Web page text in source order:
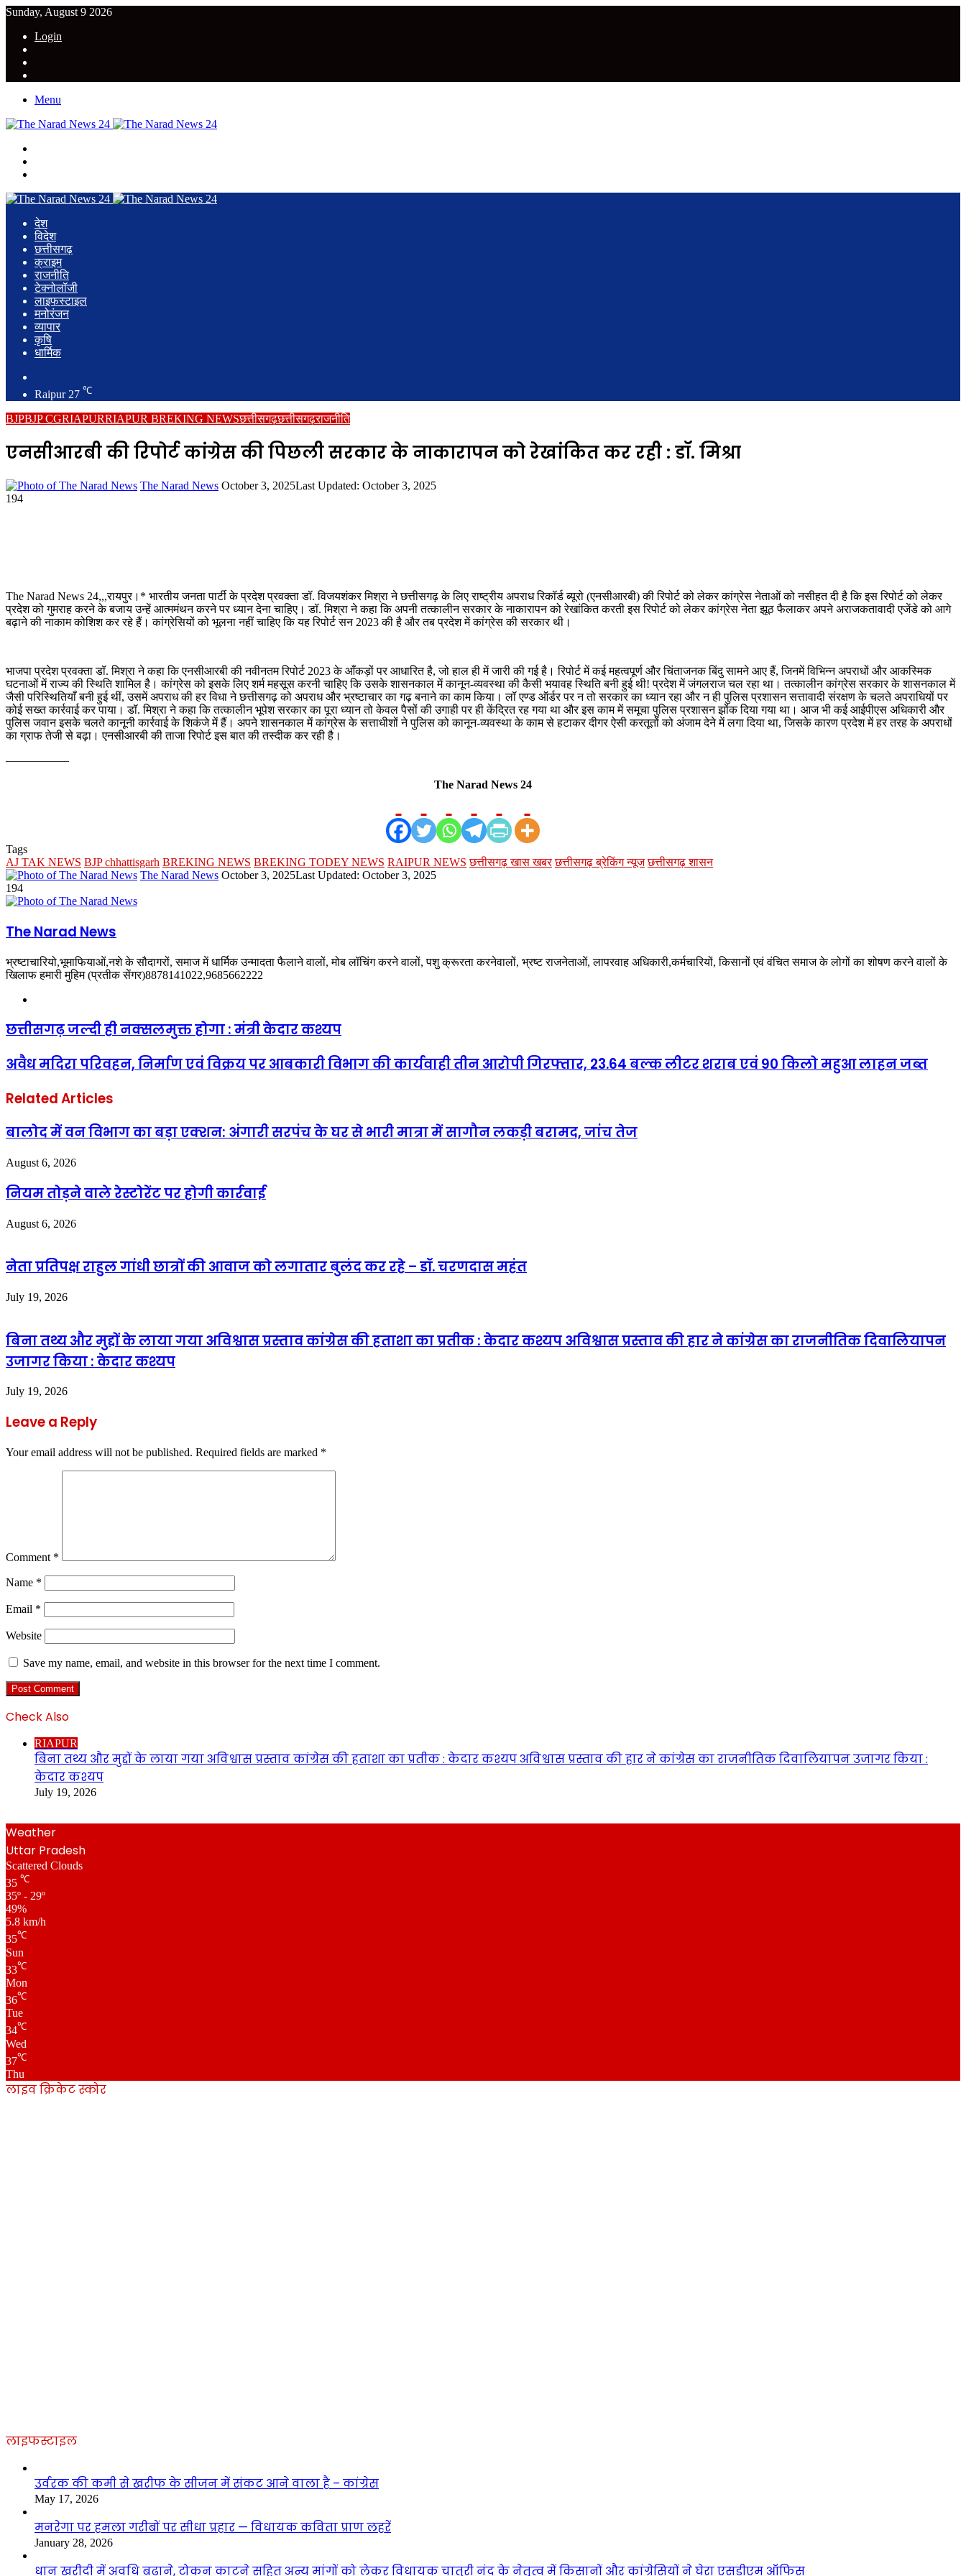
Sunday, August 9 2026
Login
Menu
देश
विदेश
छत्तीसगढ़
क्राइम
राजनीति
टेक्नोलॉजी
लाइफस्टाइल
मनोरंजन
व्यापार
कृषि
धार्मिक
for
Raipur 27 ℃
BJPBJP CGRIAPURRIAPUR BREKING NEWSछत्तीसगढ़छत्तीसगढ़राजनीति
एनसीआरबी की रिपोर्ट कांग्रेस की पिछली सरकार के नाकारापन को रेखांकित कर रही : डॉ. मिश्रा
The Narad News Send
October 3, 2025Last Updated: October 3, 2025
194
The Narad News 24,,,रायपुर।* भारतीय जनता पार्टी के प्रदेश प्रवक्ता डॉ. विजयशंकर मिश्रा ने छत्तीसगढ़ के लिए राष्ट्रीय अपराध रिकॉर्ड ब्यूरो (एनसीआरबी) की रिपोर्ट को लेकर कांग्रेस नेताओं को नसीहत दी है कि इस रिपोर्ट को लेकर
प्रदेश को गुमराह करने के बजाय उन्हें आत्ममंथन करने पर ध्यान देना चाहिए। डॉ. मिश्रा ने कहा कि अपनी तत्कालीन सरकार के नाकारापन को रेखांकित करती इस रिपोर्ट को लेकर कांग्रेस नेता झूठ फैलाकर अपने अराजकतावादी एजेंडे को आगे
बढ़ाने की नाकाम कोशिश कर रहे हैं। कांग्रेसियों को भूलना नहीं चाहिए कि यह रिपोर्ट सन 2023 की है और तब प्रदेश में कांग्रेस की सरकार थी।
भाजपा प्रदेश प्रवक्ता डॉ. मिश्रा ने कहा कि एनसीआरबी की नवीनतम रिपोर्ट 2023 के आँकड़ों पर आधारित है, जो हाल ही में जारी की गई है। रिपोर्ट में कई महत्वपूर्ण और चिंताजनक बिंदु सामने आए हैं, जिनमें विभिन्न अपराधों और आकस्मिक
घटनाओं में राज्य की स्थिति शामिल है। कांग्रेस को इसके लिए शर्म महसूस करनी चाहिए कि उसके शासनकाल में कानून-व्यवस्था की कैसी भयावह स्थिति बनी हुई थी! प्रदेश में जंगलराज चल रहा था। तत्कालीन कांग्रेस सरकार के शासनकाल में
जैसी परिस्थितियाँ बनी हुई थीं, उसमें अपराध की हर विधा ने छत्तीसगढ़ को अपराध और भ्रष्टाचार का गढ़ बनाने का काम किया। लॉ एण्ड ऑर्डर पर न तो सरकार का ध्यान रहा और न ही पुलिस प्रशासन सत्तावादी संरक्षण के चलते अपराधियों पर
कोई सख्त कार्रवाई कर पाया। डॉ. मिश्रा ने कहा कि तत्कालीन भूपेश सरकार का पूरा ध्यान तो केवल पैसों की उगाही पर ही केंद्रित रह गया था और इस काम में समूचा पुलिस प्रशासन झोंक दिया गया था। आज भी कई आईपीएस अधिकारी और
पुलिस जवान इसके चलते कानूनी कार्रवाई के शिकंजे में हैं। अपने शासनकाल में कांग्रेस के सत्ताधीशों ने पुलिस को कानून-व्यवस्था के काम से हटाकर दीगर ऐसी करतूतों को अंजाम देने में लगा दिया था, जिसके कारण प्रदेश में हर तरह के अपराधों
का ग्राफ तेजी से बढ़ा। एनसीआरबी की ताजा रिपोर्ट इस बात की तस्दीक कर रही है।
—————–
The Narad News 24
Tags
AJ TAK NEWS BJP chhattisgarh BREKING NEWS BREKING TODEY NEWS RAIPUR NEWS छत्तीसगढ़ खास खबर छत्तीसगढ़ ब्रेकिंग न्यूज छत्तीसगढ़ शासन
The Narad News Send
October 3, 2025Last Updated: October 3, 2025
194
The Narad News
भ्रष्टाचारियो,भूमाफियाओं,नशे के सौदागरों, समाज में धार्मिक उन्मादता फैलाने वालों, मोब लॉचिंग करने वालों, पशु क्रूरता करनेवालों, भ्रष्ट राजनेताओं, लापरवाह अधिकारी,कर्मचारियों, किसानों एवं वंचित समाज के लोगों का शोषण करने वालों के
खिलाफ हमारी मुहिम (प्रतीक सेंगर)8878141022,9685662222
छत्तीसगढ़ जल्दी ही नक्सलमुक्त होगा : मंत्री केदार कश्यप
अवैध मदिरा परिवहन, निर्माण एवं विक्रय पर आबकारी विभाग की कार्यवाही तीन आरोपी गिरफ्तार, 23.64 बल्क लीटर शराब एवं 90 किलो महुआ लाहन जब्त
Related Articles
बालोद में वन विभाग का बड़ा एक्शन: अंगारी सरपंच के घर से भारी मात्रा में सागौन लकड़ी बरामद, जांच तेज
August 6, 2026
नियम तोड़ने वाले रेस्टोरेंट पर होगी कार्रवाई
August 6, 2026
नेता प्रतिपक्ष राहुल गांधी छात्रों की आवाज को लगातार बुलंद कर रहे – डॉ. चरणदास महंत
July 19, 2026
बिना तथ्य और मुद्दों के लाया गया अविश्वास प्रस्ताव कांग्रेस की हताशा का प्रतीक : केदार कश्यप अविश्वास प्रस्ताव की हार ने कांग्रेस का राजनीतिक दिवालियापन
उजागर किया : केदार कश्यप
July 19, 2026
Leave a Reply
Your email address will not be published. Required fields are marked *
Comment *
Name *
Email *
Website
Save my name, email, and website in this browser for the next time I comment.
Check Also
RIAPUR
बिना तथ्य और मुद्दों के लाया गया अविश्वास प्रस्ताव कांग्रेस की हताशा का प्रतीक : केदार कश्यप अविश्वास प्रस्ताव की हार ने कांग्रेस का राजनीतिक दिवालियापन उजागर किया :
केदार कश्यप
July 19, 2026
Weather
Uttar Pradesh
Scattered Clouds
35 ℃
35º - 29º
49%
5.8 km/h
35℃
Sun
33℃
Mon
36℃
Tue
34℃
Wed
37℃
Thu
लाइव क्रिकेट स्कोर
लाइफस्टाइल
उर्वरक की कमी से खरीफ के सीजन में संकट आने वाला है – कांग्रेस
May 17, 2026
मनरेगा पर हमला गरीबों पर सीधा प्रहार — विधायक कविता प्राण लहरें
January 28, 2026
धान खरीदी में अवधि बढ़ाने, टोकन काटने सहित अन्य मांगों को लेकर विधायक चातुरी नंद के नेतृत्व में किसानों और कांग्रेसियों ने घेरा एसडीएम ऑफिस